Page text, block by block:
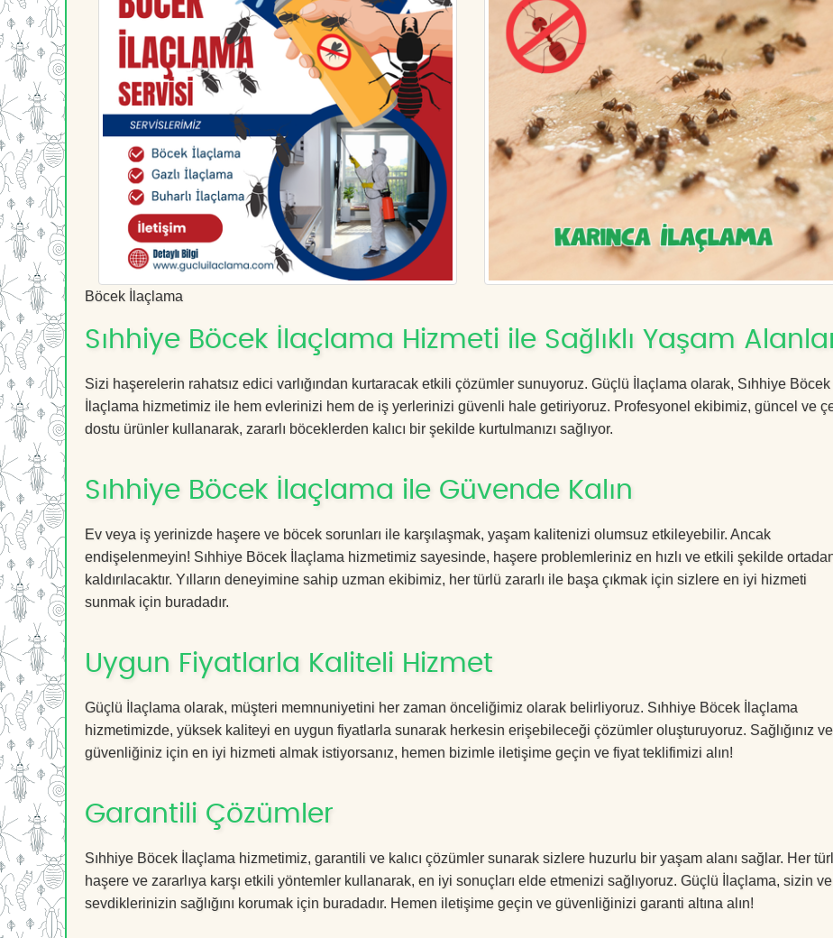
Böcek İlaçlama
Sıhhiye Böcek İlaçlama Hizmeti ile Sağlıklı Yaşam
Sizi haşerelerin rahatsız edici varlığından kurtaracak etkili çözümler sunuyoruz. Güçlü İlaçlama olarak, Sıhhiye Böcek
İlaçlama hizmetimiz ile hem evlerinizi hem de iş yerlerinizi güvenli hale getiriyoruz. Profesyonel ekibimiz, güncel ve
dostu ürünler kullanarak, zararlı böceklerden kalıcı bir şekilde kurtulmanızı sağlıyor.
Sıhhiye Böcek İlaçlama ile Güvende Kalın
Ev veya iş yerinizde haşere ve böcek sorunları ile karşılaşmak, yaşam kalitenizi olumsuz etkileyebilir. Ancak
endişelenmeyin! Sıhhiye Böcek İlaçlama hizmetimiz sayesinde, haşere problemleriniz en hızlı ve etkili şekilde
kaldırılacaktır. Yılların deneyimine sahip uzman ekibimiz, her türlü zararlı ile başa çıkmak için sizlere en iyi hizmeti
sunmak için buradadır.
Uygun Fiyatlarla Kaliteli Hizmet
Güçlü İlaçlama olarak, müşteri memnuniyetini her zaman önceliğimiz olarak belirliyoruz. Sıhhiye Böcek İlaçlama
hizmetimizde, yüksek kaliteyi en uygun fiyatlarla sunarak herkesin erişebileceği çözümler oluşturuyoruz. Sağlığınız ve
güvenliğiniz için en iyi hizmeti almak istiyorsanız, hemen bizimle iletişime geçin ve fiyat teklifimizi alın!
Garantili Çözümler
Sıhhiye Böcek İlaçlama hizmetimiz, garantili ve kalıcı çözümler sunarak sizlere huzurlu bir yaşam alanı sağlar. Her
haşere ve zararlıya karşı etkili yöntemler kullanarak, en iyi sonuçları elde etmenizi sağlıyoruz. Güçlü İlaçlama, sizin ve
sevdiklerinizin sağlığını korumak için buradadır. Hemen iletişime geçin ve güvenliğinizi garanti altına alın!